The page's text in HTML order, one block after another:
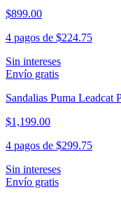
$899.00
4 pagos de $224.75
Sin intereses
Envío gratis
Sandalias Puma
$1,199.00
4 pagos de $299.75
Sin intereses
Envío gratis